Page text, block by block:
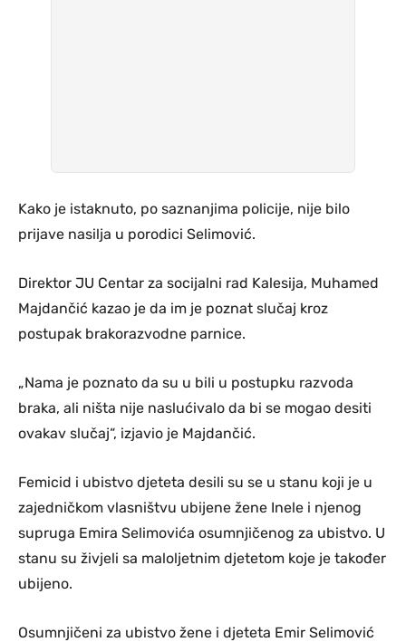
Kako je istaknuto, po saznanjima policije, nije bilo
prijave nasilja u porodici Selimović.
Direktor JU Centar za socijalni rad Kalesija, Muhamed
Majdančić kazao je da im je poznat slučaj kroz
postupak brakorazvodne parnice.
„Nama je poznato da su u bili u postupku razvoda
braka, ali ništa nije naslućivalo da bi se mogao desiti
ovakav slučaj“, izjavio je Majdančić.
Femicid i ubistvo djeteta desili su se u stanu koji je u
zajedničkom vlasništvu ubijene žene Inele i njenog
supruga Emira Selimovića osumnjičenog za ubistvo. U
stanu su živjeli sa maloljetnim djetetom koje je također
ubijeno.
Osumnjičeni za ubistvo žene i djeteta Emir Selimović